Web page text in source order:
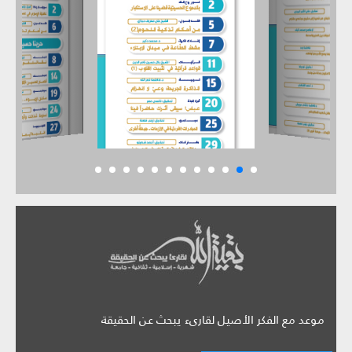
موعد مع الفكر الأصيل لقارىء يبحث عن الحقيقة